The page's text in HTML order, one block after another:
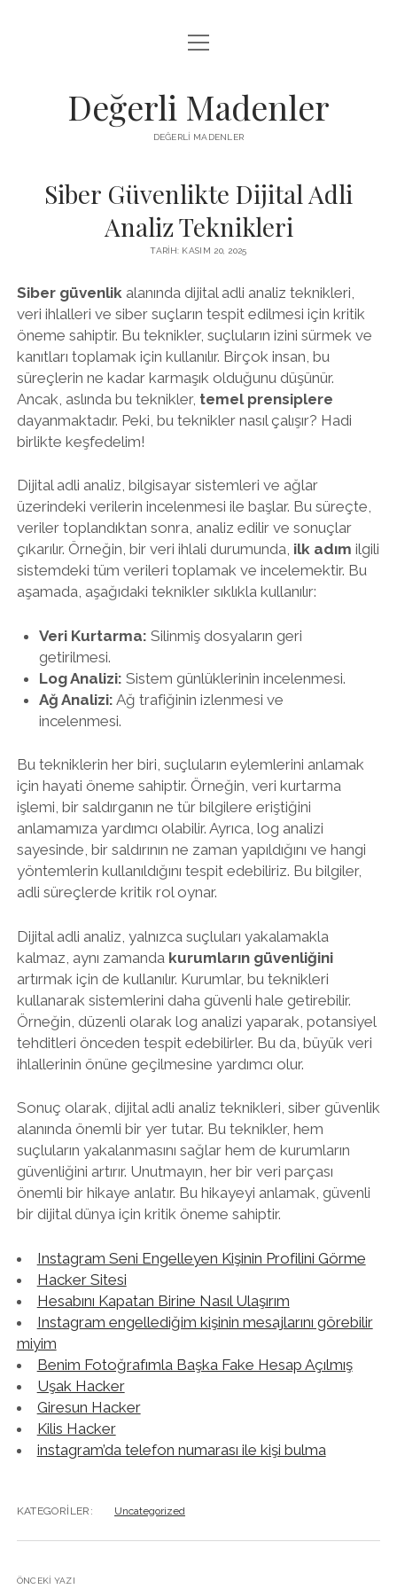
FACEBOOK TAKIPÇI YÜKSELTME HILESI
menüyü
aç
Değerli Madenler
DEĞERLI MADENLER
Siber Güvenlikte Dijital Adli
Analiz Teknikleri
TARIH: KASIM 20, 2025
Siber güvenlik alanında dijital adli analiz teknikleri,
veri ihlalleri ve siber suçların tespit edilmesi için kritik
öneme sahiptir. Bu teknikler, suçluların izini sürmek ve
kanıtları toplamak için kullanılır. Birçok insan, bu
süreçlerin ne kadar karmaşık olduğunu düşünür.
Ancak, aslında bu teknikler, temel prensiplere
dayanmaktadır. Peki, bu teknikler nasıl çalışır? Hadi
birlikte keşfedelim!
Dijital adli analiz, bilgisayar sistemleri ve ağlar
üzerindeki verilerin incelenmesi ile başlar. Bu süreçte,
veriler toplandıktan sonra, analiz edilir ve sonuçlar
çıkarılır. Örneğin, bir veri ihlali durumunda, ilk adım ilgili
sistemdeki tüm verileri toplamak ve incelemektir. Bu
aşamada, aşağıdaki teknikler sıklıkla kullanılır:
Veri Kurtarma: Silinmiş dosyaların geri
getirilmesi.
Log Analizi: Sistem günlüklerinin incelenmesi.
Ağ Analizi: Ağ trafiğinin izlenmesi ve
incelenmesi.
Bu tekniklerin her biri, suçluların eylemlerini anlamak
için hayati öneme sahiptir. Örneğin, veri kurtarma
işlemi, bir saldırganın ne tür bilgilere eriştiğini
anlamamıza yardımcı olabilir. Ayrıca, log analizi
sayesinde, bir saldırının ne zaman yapıldığını ve hangi
yöntemlerin kullanıldığını tespit edebiliriz. Bu bilgiler,
adli süreçlerde kritik rol oynar.
Dijital adli analiz, yalnızca suçluları yakalamakla
kalmaz, aynı zamanda kurumların güvenliğini
artırmak için de kullanılır. Kurumlar, bu teknikleri
kullanarak sistemlerini daha güvenli hale getirebilir.
Örneğin, düzenli olarak log analizi yaparak, potansiyel
tehditleri önceden tespit edebilirler. Bu da, büyük veri
ihlallerinin önüne geçilmesine yardımcı olur.
Sonuç olarak, dijital adli analiz teknikleri, siber güvenlik
alanında önemli bir yer tutar. Bu teknikler, hem
suçluların yakalanmasını sağlar hem de kurumların
güvenliğini artırır. Unutmayın, her bir veri parçası
önemli bir hikaye anlatır. Bu hikayeyi anlamak, güvenli
bir dijital dünya için kritik öneme sahiptir.
Instagram Seni Engelleyen Kişinin Profilini Görme
Hacker Sitesi
Hesabını Kapatan Birine Nasıl Ulaşırım
Instagram engellediğim kişinin mesajlarını görebilir
miyim
Benim Fotoğrafımla Başka Fake Hesap Açılmış
Uşak Hacker
Giresun Hacker
Kilis Hacker
instagram’da telefon numarası ile kişi bulma
KATEGORILER: Uncategorized
ÖNCEKI YAZI